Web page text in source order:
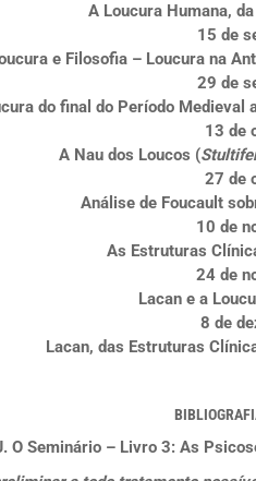
A Loucura Humana,
15 de
e Filosofia – Loucura na
29 de
do final do Período
13 de
A Nau dos Loucos (
27 de
Análise de Foucault
10 de
As Estruturas
24 de
Lacan e a
8 de
Lacan, das Estruturas
O Seminário – Livro 3: As